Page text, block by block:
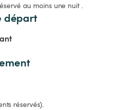
au moins une nuit .
départ
réservés).